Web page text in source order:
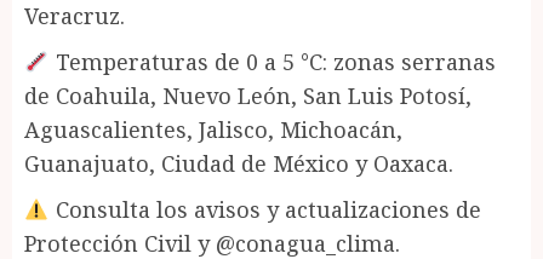
Veracruz.
Temperaturas de 0 a 5 °C: zonas serranas
de Coahuila, Nuevo León, San Luis Potosí,
Aguascalientes, Jalisco, Michoacán,
Guanajuato, Ciudad de México y Oaxaca.
Consulta los avisos y actualizaciones de
Protección Civil y @conagua_clima.